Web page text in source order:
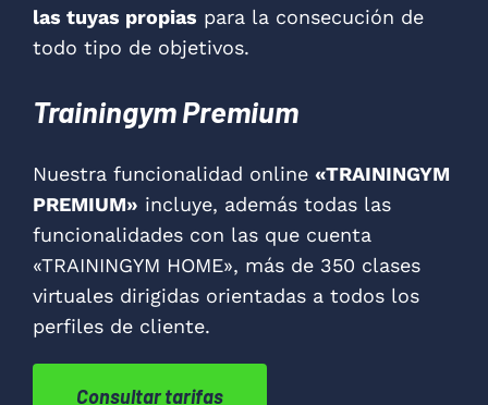
las tuyas propias para la consecución de
todo tipo de objetivos.
Trainingym Premium
Nuestra funcionalidad online «TRAININGYM
PREMIUM» incluye, además todas las
funcionalidades con las que cuenta
«TRAININGYM HOME», más de 350 clases
virtuales dirigidas orientadas a todos los
perfiles de cliente.
Consultar tarifas